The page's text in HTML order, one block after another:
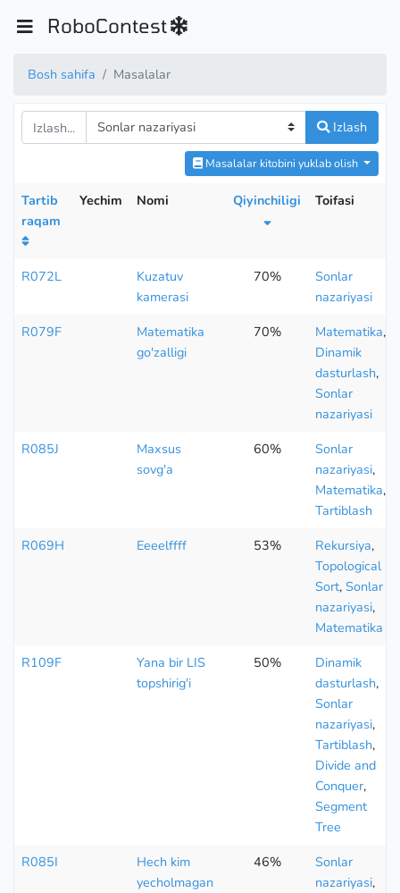
RoboContest
Bosh sahifa Masalalar
Izlash
Masalalar kitobini yuklab olish
Tartib
raqam
Yechim Nomi Qiyinchiligi Toifasi
R072L
Kuzatuv
kamerasi
70%
Sonlar
nazariyasi
R079F
Matematika
go'zalligi
70% Matematika,
Dinamik
dasturlash,
Sonlar
nazariyasi
R085J
Maxsus
sovg'a
60%
Sonlar
nazariyasi,
Matematika,
Tartiblash
R069H
Eeeelffff 53% Rekursiya,
Topological
Sort, Sonlar
nazariyasi,
Matematika
R109F
Yana bir LIS
topshirig'i
50%
Dinamik
dasturlash,
Sonlar
nazariyasi,
Tartiblash,
Divide and
Conquer,
Segment
Tree
R085I
Hech kim
yecholmagan
46%
Sonlar
nazariyasi,